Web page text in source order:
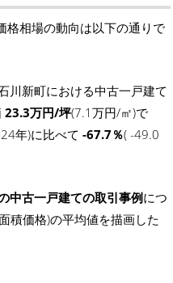
格相場の動向は以下の通りで
川新町における中古一戸建て
23.3万円/坪(7.1万円/㎡)で
年)に比べて -67.7％( -49.0
中古一戸建ての取引事例につ
積価格)の平均値を描画した